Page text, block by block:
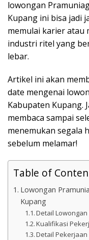
lowongan
Kupang ini bisa jadi
memulai karier atau
industri ritel yang
lebar.
Artikel ini akan
date mengenai
Kabupaten Kupang.
membaca sampai
menemukan segala
sebelum melamar!
Table of
Lowongan
Kupang
Detail Lowongan
Kualifikasi
Detail Pekerjaan